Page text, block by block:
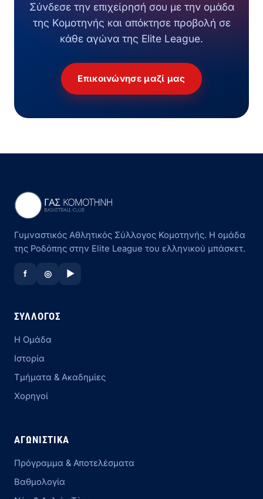
Σύνδεσε την επιχείρησή σου με την ομάδα
της Κομοτηνής και απόκτησε προβολή σε
κάθε αγώνα της Elite League.
Επικοινώνησε μαζί μας
Γυμναστικός Αθλητικός Σύλλογος Κομοτηνής. Η ομάδα
της Ροδόπης στην Elite League του ελληνικού μπάσκετ.
f ◎ ▶
ΣΎΛΛΟΓΟΣ
Η Ομάδα
Ιστορία
Τμήματα & Ακαδημίες
Χορηγοί
ΑΓΩΝΙΣΤΙΚΆ
Πρόγραμμα & Αποτελέσματα
Βαθμολογία